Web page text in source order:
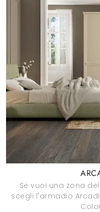
Se vuoi una zona
scegli l'armadio